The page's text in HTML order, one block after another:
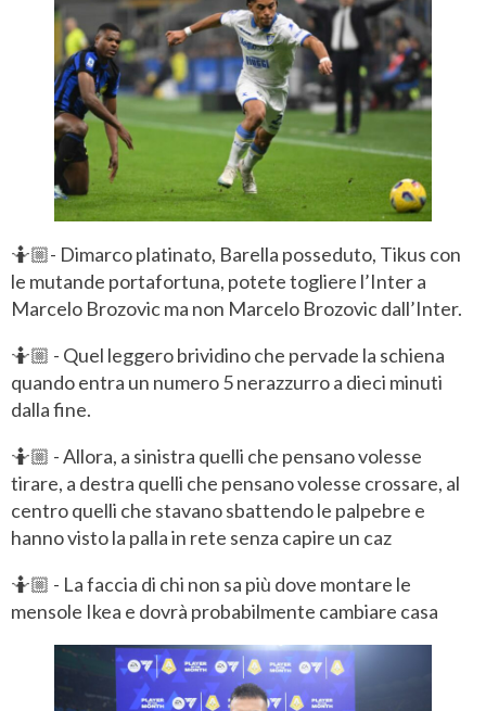
🤷🏼- Dimarco platinato, Barella posseduto, Tikus con
le mutande portafortuna, potete togliere l’Inter a
Marcelo Brozovic ma non Marcelo Brozovic dall’Inter.
🤷🏼 - Quel leggero brividino che pervade la schiena
quando entra un numero 5 nerazzurro a dieci minuti
dalla fine.
🤷🏼 - Allora, a sinistra quelli che pensano volesse
tirare, a destra quelli che pensano volesse crossare, al
centro quelli che stavano sbattendo le palpebre e
hanno visto la palla in rete senza capire un caz
🤷🏼 - La faccia di chi non sa più dove montare le
mensole Ikea e dovrà probabilmente cambiare casa